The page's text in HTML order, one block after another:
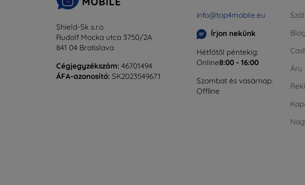
Shield-Sk s.r.o.
Rudolf Mocka utca 3750/2A
841 04 Bratislava
Cégjegyzékszám: 46701494
ÁFA-azonosító: SK2023549671
info@top4mobile.eu
Írjon nekünk
Hétfőtől péntekig:
Online8:00 - 16:00
Szombat és vasárnap:
Offline
Blog
Áru